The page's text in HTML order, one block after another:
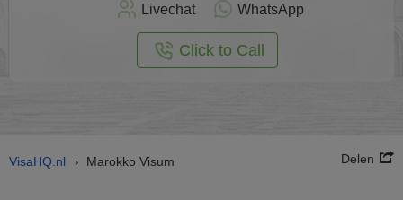
Livechat WhatsApp
Click to Call
VisaHQ.nl › Marokko Visum Delen